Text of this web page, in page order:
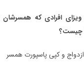
ویزای افرادی که
چیست؟
و کپی پاسپورت همسر